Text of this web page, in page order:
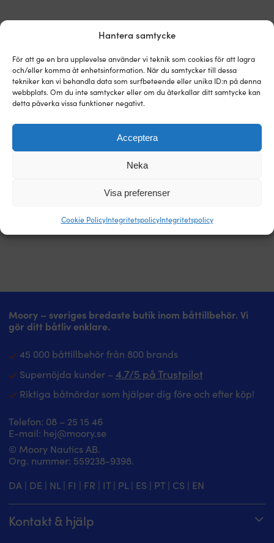
Hantera samtycke
För att ge en bra upplevelse använder vi teknik som cookies för att lagra
och/eller komma åt enhetsinformation. När du samtycker till dessa
tekniker kan vi behandla data som surfbeteende eller unika ID:n på denna
webbplats. Om du inte samtycker eller om du återkallar ditt samtycke kan
detta påverka vissa funktioner negativt.
Acceptera
Neka
Visa preferenser
Cookie PolicyIntegritetspolicyIntegritetspolicy
Köp nu, prisjämför sen.Vår prisgaranti är superenkel: vi
matchar alla butiker i hela världen. Du kan i lugn och ro
köpa prylarna nu – hittar du den billigare hos en annan
butik inom 14 dagar så matchar vi priset i efterhand. Inga
Läs mer om vår prisgaranti
Moory – sveriges bredaste butik inom båttillbehör. Vi
gör ditt båtliv enklare.
45 000 båttillbehör från 800 brands
Supernöjda kunder – 4.7/5 på Trustpilot
Riktiga båtnördar som hjälper dig före och efter köp!
Telefon: 08 – 25 15 46
E-mail: hej@moory.se
© Moory Nautics AB.
Org. nummer: 5‍59238-9398.
DA | DE | NL | FI | FR | IT| PL | ES | PT| CS | EN
Kontakt & hjälp